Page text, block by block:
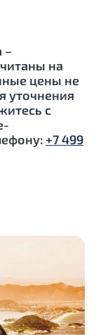
–
на
цены не
уточнения
с
+7 499